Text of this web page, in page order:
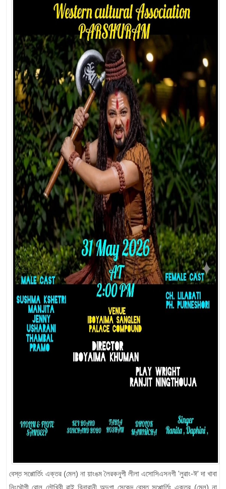
বেস্ত সপ্পোর্তিং এক্তর (মেল) না য়াংঙম লৈরকনুপী লীলা এসোসিএসনগী 'লুৱাং-ঈ' দা খাবা
নিংথৌগী রোল লৌখিবী ৱাই বিনারানী অদুগা সেকেন্দ বেস্ত সপ্পোর্তিং এক্তর (মেল) না